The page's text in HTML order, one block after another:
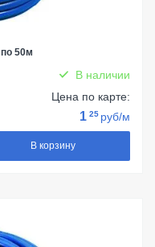
50м
В наличии
Цена по карте:
1 25 руб/м
В корзину